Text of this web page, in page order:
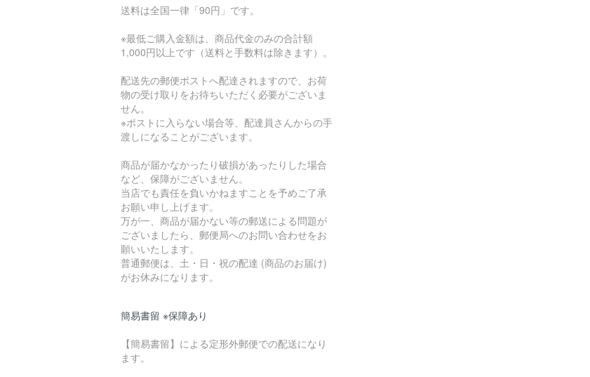
送料は全国一律「90円」です。
※最低ご購入金額は、商品代金のみの合計額
1,000円以上です（送料と手数料は除きます）。
配送先の郵便ポストへ配達されますので、お荷
物の受け取りをお待ちいただく必要がございま
せん。
※ポストに入らない場合等、配達員さんからの手
渡しになることがございます。
商品が届かなかったり破損があったりした場合
など、保障がございません。
当店でも責任を負いかねますことを予めご了承
お願い申し上げます。
万が一、商品が届かない等の郵送による問題が
ございましたら、郵便局へのお問い合わせをお
願いいたします。
普通郵便は、土・日・祝の配達 (商品のお届け)
がお休みになります。
簡易書留 ※保障あり
【簡易書留】による定形外郵便での配送になり
ます。